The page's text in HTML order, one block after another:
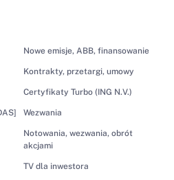
Nowe emisje, ABB, finansowanie
Kontrakty, przetargi, umowy
Certyfikaty Turbo (ING N.V.)
Wezwania
Notowania, wezwania, obrót
akcjami
TV dla inwestora